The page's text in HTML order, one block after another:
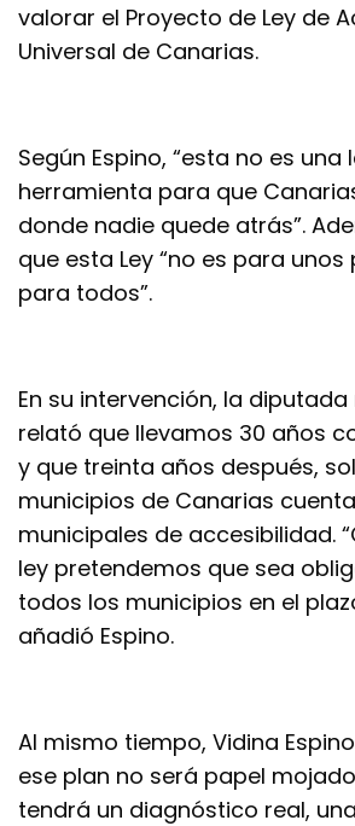
valorar el Proyecto de Ley de
Universal de Canarias.
Según Espino, “esta no es una
herramienta para que
donde nadie quede atrás”.
que esta Ley “no es para unos
para todos”.
En su intervención, la
relató que llevamos 30 años
y que treinta años después,
municipios de Canarias
municipales de accesibilidad.
ley pretendemos que sea
todos los municipios en el
añadió Espino.
Al mismo tiempo, Vidina
ese plan no será papel
tendrá un diagnóstico real,